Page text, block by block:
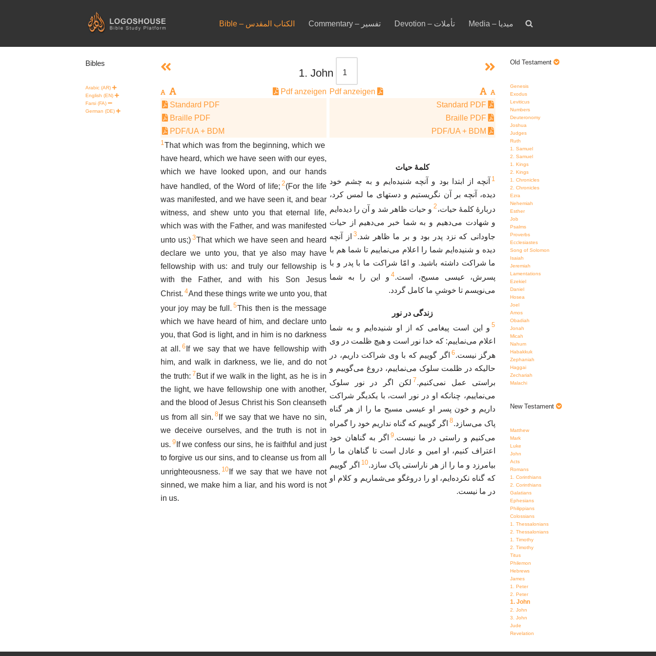
Bible – الكتاب المقدس Commentary – تفسير Devotion – تأملات Media – ميديا
Bibles
Arabic (AR)
English (EN)
Farsi (FA)
German (DE)
1. John
Pdf anzeigen
Standard PDF
Braille PDF
PDF/UA + BDM
1That which was from the beginning, which we
have heard, which we have seen with our eyes,
which we have looked upon, and our hands
have handled, of the Word of life; 2(For the life
was manifested, and we have seen it, and bear
witness, and shew unto you that eternal life,
which was with the Father, and was manifested
unto us;) 3That which we have seen and heard
declare we unto you, that ye also may have
fellowship with us: and truly our fellowship is
with the Father, and with his Son Jesus
Christ. 4And these things write we unto you, that
your joy may be full. 5This then is the message
which we have heard of him, and declare unto
you, that God is light, and in him is no darkness
at all. 6 If we say that we have fellowship with
him, and walk in darkness, we lie, and do not
the truth: 7 But if we walk in the light, as he is in
the light, we have fellowship one with another,
and the blood of Jesus Christ his Son cleanseth
us from all sin. 8 If we say that we have no sin,
we deceive ourselves, and the truth is not in
us. 9 If we confess our sins, he is faithful and just
to forgive us our sins, and to cleanse us from all
unrighteousness. 10 If we say that we have not
sinned, we make him a liar, and his word is not
in us.
کلمهٔ حیات
1 آنچه از ابتدا بود و آنچه شنیده‌ایم و به چشم خود
دیده، آنچه بر آن نگریستیم و دستهای ما لمس کرد،
دربارهٔ کلمهٔ حیات،2 و حیات ظاهر شد و آن را دیده‌ایم
و شهادت می‌دهیم و به شما خبر می‌دهیم از حیات
جاودانی که نزد پدر بود و بر ما ظاهر شد.3 از آنچه
دیده و شنیده‌ایم شما را اعلام می‌نماییم تا شما هم با
ما شراکت داشته باشید. و امّا شراکت ما با پدر و با
پسرش، عیسی مسیح، است.4 و این را به شما
می‌نویسم تا خوشیِ ما کامل گردد.
زندگى در نور
5 و این است پیغامی که از او شنیده‌ایم و به شما
اعلام می‌نماییم: که خدا نور است و هیچ ظلمت در وی
هرگز نیست.6 اگر گوییم که با وی شراکت داریم، در
حالیکه در ظلمت سلوک می‌نماییم، دروغ می‌گوییم و
براستی عمل نمی‌کنیم.7 لکن اگر در نور سلوک
می‌نماییم، چنانکه او در نور است، با یکدیگر شراکت
داریم و خون پسر او عیسی مسیح ما را از هر گناه
پاک می‌سازد.8 اگر گوییم که گناه نداریم خود را گمراه
می‌کنیم و راستی در ما نیست.9 اگر به گناهان خود
اعتراف کنیم، او امین و عادل است تا گناهان ما را
بیامرزد و ما را از هر ناراستی پاک سازد.10 اگر گوییم
که گناه نکرده‌ایم، او را دروغگو می‌شماریم و کلام او
در ما نیست.
Old Testament
Genesis
Exodus
Leviticus
Numbers
Deuteronomy
Joshua
Judges
Ruth
1. Samuel
2. Samuel
1. Kings
2. Kings
1. Chronicles
2. Chronicles
Ezra
Nehemiah
Esther
Job
Psalms
Proverbs
Ecclesiastes
Song of Solomon
Isaiah
Jeremiah
Lamentations
Ezekiel
Daniel
Hosea
Joel
Amos
Obadiah
Jonah
Micah
Nahum
Habakkuk
Zephaniah
Haggai
Zechariah
Malachi
New Testament
Matthew
Mark
Luke
John
Acts
Romans
1. Corinthians
2. Corinthians
Galatians
Ephesians
Philippians
Colossians
1. Thessalonians
2. Thessalonians
1. Timothy
2. Timothy
Titus
Philemon
Hebrews
James
1. Peter
2. Peter
1. John
2. John
3. John
Jude
Revelation